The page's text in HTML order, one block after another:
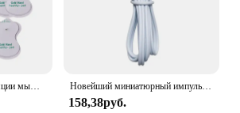
Новейший миниатюрный импульсный стимулятор мышц, массажер для тела, импульсный акупунктурный Электрический терапевтический аппарат
158,38руб.